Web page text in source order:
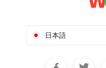
日本語